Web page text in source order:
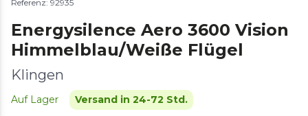
Referenz: 92935
Energysilence Aero 3600 Vision
Himmelblau/Weiße Flügel
Klingen
Auf Lager Versand in 24-72 Std.